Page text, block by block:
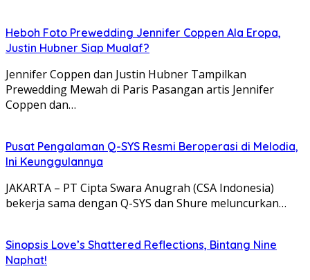
Heboh Foto Prewedding Jennifer Coppen Ala Eropa,
Justin Hubner Siap Mualaf?
Jennifer Coppen dan Justin Hubner Tampilkan
Prewedding Mewah di Paris Pasangan artis Jennifer
Coppen dan…
Pusat Pengalaman Q-SYS Resmi Beroperasi di Melodia,
Ini Keunggulannya
JAKARTA – PT Cipta Swara Anugrah (CSA Indonesia)
bekerja sama dengan Q-SYS dan Shure meluncurkan…
Sinopsis Love’s Shattered Reflections, Bintang Nine
Naphat!